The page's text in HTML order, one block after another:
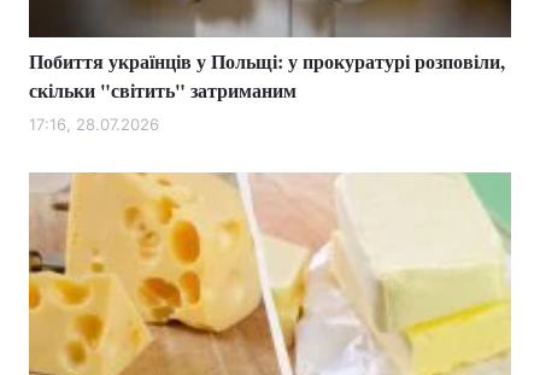
Побиття українців у Польщі: у прокуратурі розповіли,
скільки "світить" затриманим
17:16, 28.07.2026